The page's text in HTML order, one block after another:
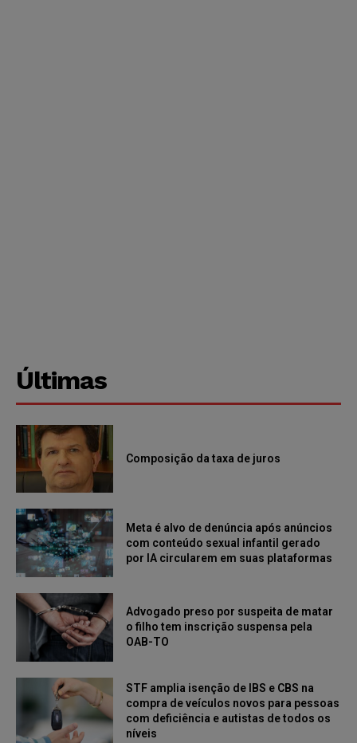
Últimas
Composição da taxa de juros
Meta é alvo de denúncia após anúncios
com conteúdo sexual infantil gerado
por IA circularem em suas plataformas
Advogado preso por suspeita de matar
o filho tem inscrição suspensa pela
OAB-TO
STF amplia isenção de IBS e CBS na
compra de veículos novos para pessoas
com deficiência e autistas de todos os
níveis